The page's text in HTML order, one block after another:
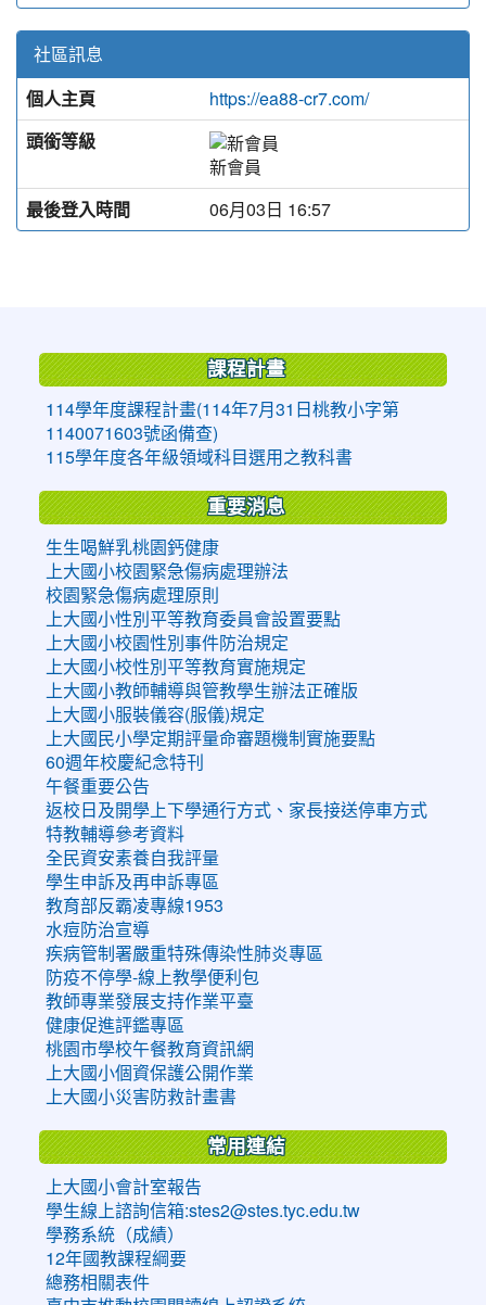
社區訊息
個人主頁
https://ea88-cr7.com/
頭銜等級
新會員
最後登入時間
06月03日 16:57
課程計畫
114學年度課程計畫(114年7月31日桃教小字第
1140071603號函備查)
115學年度各年級領域科目選用之教科書
重要消息
生生喝鮮乳桃園鈣健康
上大國小校園緊急傷病處理辦法
校園緊急傷病處理原則
上大國小性別平等教育委員會設置要點
上大國小校園性別事件防治規定
上大國小校性別平等教育實施規定
上大國小教師輔導與管教學生辦法正確版
上大國小服裝儀容(服儀)規定
上大國民小學定期評量命審題機制實施要點
60週年校慶紀念特刊
午餐重要公告
返校日及開學上下學通行方式、家長接送停車方式
特教輔導參考資料
全民資安素養自我評量
學生申訴及再申訴專區
教育部反霸凌專線1953
水痘防治宣導
疾病管制署嚴重特殊傳染性肺炎專區
防疫不停學-線上教學便利包
教師專業發展支持作業平臺
健康促進評鑑專區
桃園市學校午餐教育資訊網
上大國小個資保護公開作業
上大國小災害防救計畫書
常用連結
上大國小會計室報告
學生線上諮詢信箱:stes2@stes.tyc.edu.tw
學務系統（成績）
12年國教課程綱要
總務相關表件